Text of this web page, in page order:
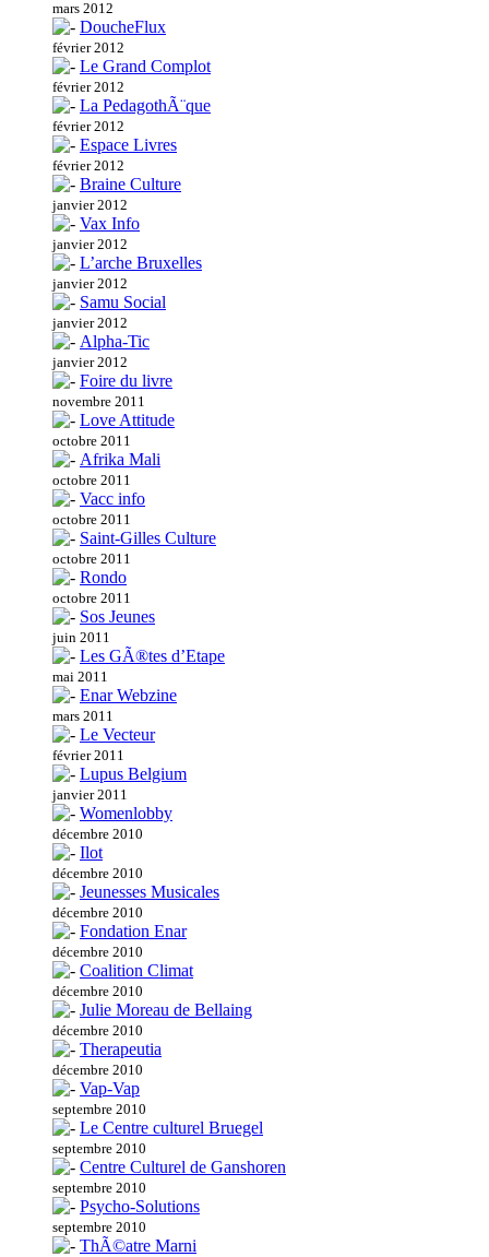
mars 2012
DoucheFlux
février 2012
Le Grand Complot
février 2012
La PedagothÃ¨que
février 2012
Espace Livres
février 2012
Braine Culture
janvier 2012
Vax Info
janvier 2012
L’arche Bruxelles
janvier 2012
Samu Social
janvier 2012
Alpha-Tic
janvier 2012
Foire du livre
novembre 2011
Love Attitude
octobre 2011
Afrika Mali
octobre 2011
Vacc info
octobre 2011
Saint-Gilles Culture
octobre 2011
Rondo
octobre 2011
Sos Jeunes
juin 2011
Les GÃ®tes d’Etape
mai 2011
Enar Webzine
mars 2011
Le Vecteur
février 2011
Lupus Belgium
janvier 2011
Womenlobby
décembre 2010
Ilot
décembre 2010
Jeunesses Musicales
décembre 2010
Fondation Enar
décembre 2010
Coalition Climat
décembre 2010
Julie Moreau de Bellaing
décembre 2010
Therapeutia
décembre 2010
Vap-Vap
septembre 2010
Le Centre culturel Bruegel
septembre 2010
Centre Culturel de Ganshoren
septembre 2010
Psycho-Solutions
septembre 2010
ThÃ©atre Marni